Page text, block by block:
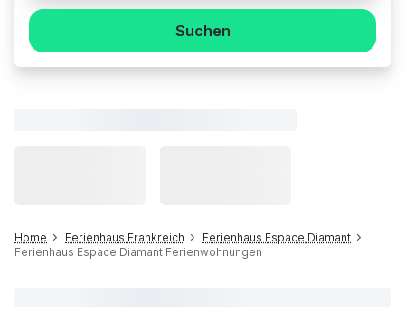
Suchen
Home Ferienhaus Frankreich
Ferienhaus Espace Diamant
Ferienhaus Espace Diamant Ferienwohnungen